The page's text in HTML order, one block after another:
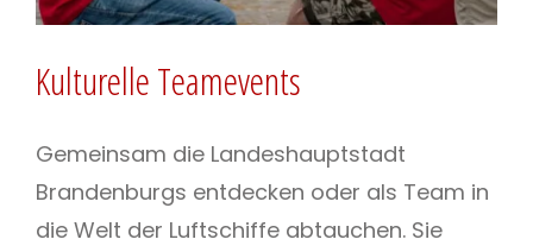
Kulturelle Teamevents
Gemeinsam die Landeshauptstadt
Brandenburgs entdecken oder als Team in
die Welt der Luftschiffe abtauchen. Sie